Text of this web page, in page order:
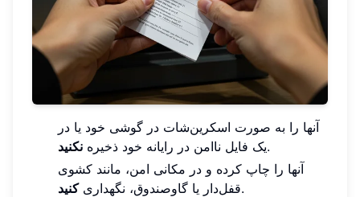
آنها را به صورت اسکرین‌شات در گوشی خود یا در
یک فایل ناامن در رایانه خود ذخیره نکنید
.
آنها را چاپ کرده و در مکانی امن، مانند کشوی
قفل‌دار یا گاوصندوق، نگهداریکنید
.